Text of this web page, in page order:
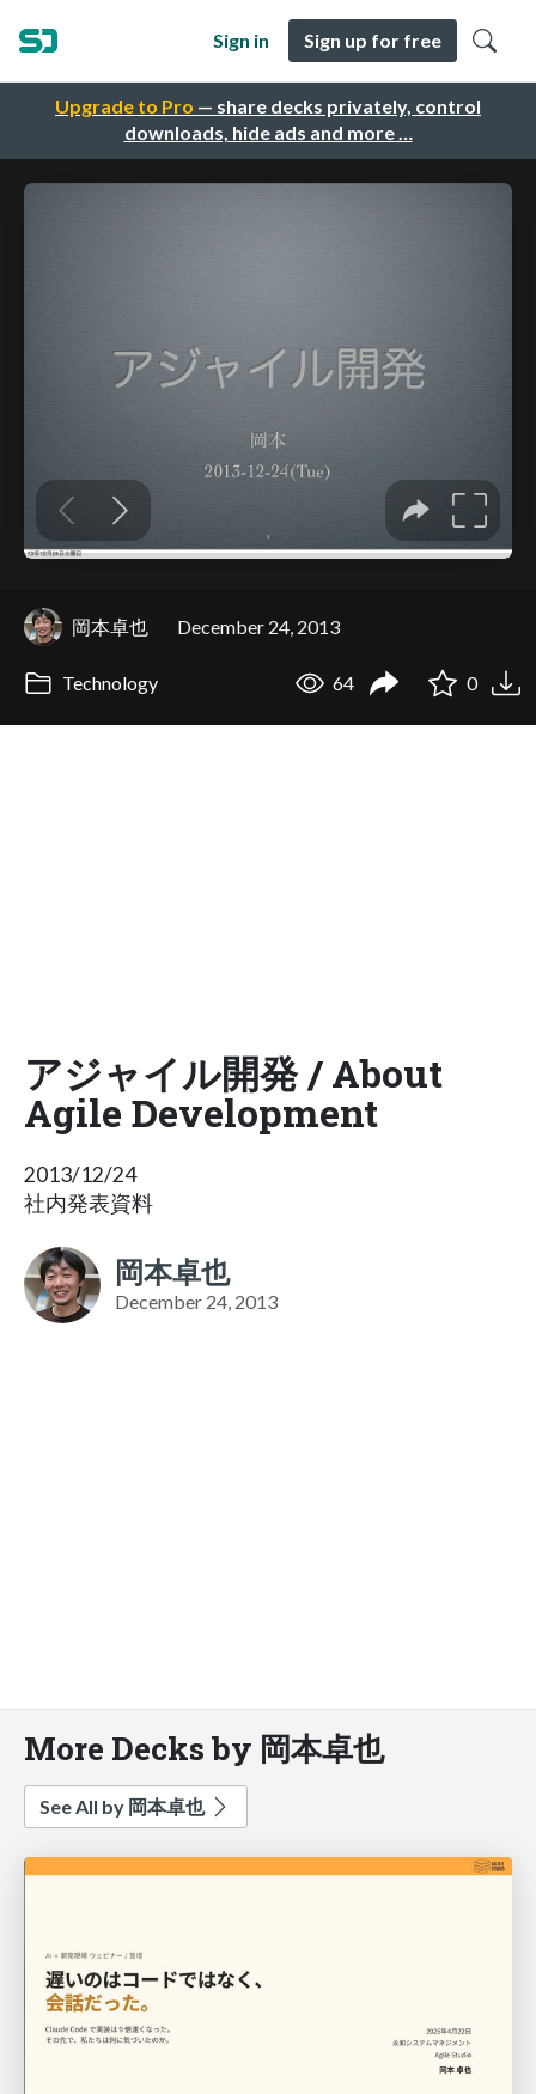
Upgrade to Pro — share decks privately, control
downloads, hide ads and more …
Sign in Sign up for free
岡本卓也 December 24, 2013
Technology 64 0
アジャイル開発 / About
Agile Development
2013/12/24
社内発表資料
岡本卓也
December 24, 2013
More Decks by 岡本卓也
See All by 岡本卓也